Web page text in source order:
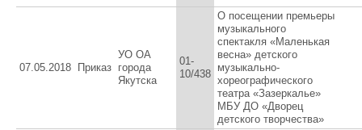
07.05.2018 Приказ
УО ОА
города
Якутска
01-
10/438
О посещении премьеры
музыкального
спектакля «Маленькая
весна» детского
музыкально-
хореографического
театра «Зазеркалье»
МБУ ДО «Дворец
детского творчества»